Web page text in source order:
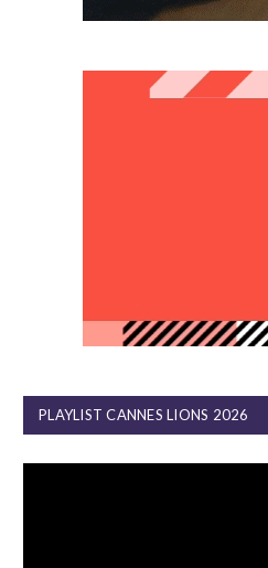
PLAYLIST CANNES LIONS 2026